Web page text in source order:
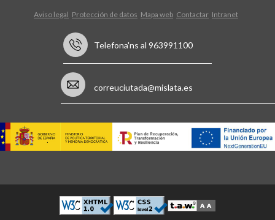
Aviso legal Protección de datos Mapa web Contactar Intranet
Telefona'ns al 963991100
correuciutada@mislata.es